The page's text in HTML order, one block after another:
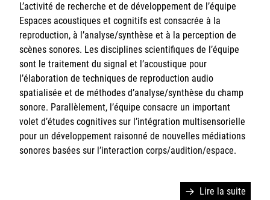
Ircam
Publications
Logiciels
Actualités
L’activité de recherche et de développement de l’équipe
Espaces acoustiques et cognitifs est consacrée à la
reproduction, à l’analyse/synthèse et à la perception de
scènes sonores. Les disciplines scientifiques de l’équipe
sont le traitement du signal et l’acoustique pour
l’élaboration de techniques de reproduction audio
spatialisée et de méthodes d’analyse/synthèse du champ
sonore. Parallèlement, l’équipe consacre un important
volet d’études cognitives sur l’intégration multisensorielle
pour un développement raisonné de nouvelles médiations
sonores basées sur l’interaction corps/audition/espace.
Lire la suite